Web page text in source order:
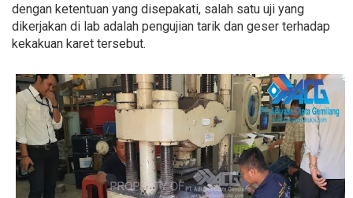
dengan ketentuan yang disepakati, salah satu uji yang
dikerjakan di lab adalah pengujian tarik dan geser terhadap
kekakuan karet tersebut.